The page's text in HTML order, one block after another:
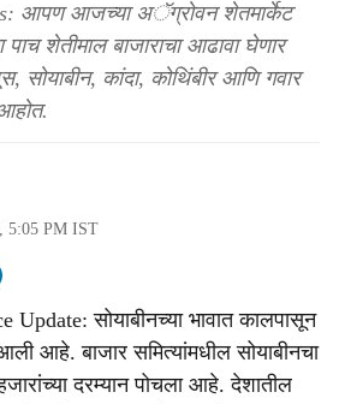
आपण आजच्या अॅग्रोवन शेतमार्केट
पाच शेतीमाल बाजाराचा आढावा घेणार
कांदा, कोथिंबीर आणि गवार
5:05 PM IST
Update: सोयाबीनच्या भावात कालपासून
आहे. बाजार समित्यांमधील सोयाबीनचा
दरम्यान पोचला आहे. देशातील